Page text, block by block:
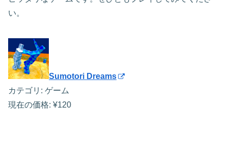
い。
Sumotori Dreams
カテゴリ: ゲーム
現在の価格: ¥120